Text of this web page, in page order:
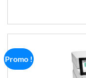
Promo !